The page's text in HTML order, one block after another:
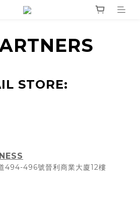
STORE:
494-496號晉利商業大廈12樓